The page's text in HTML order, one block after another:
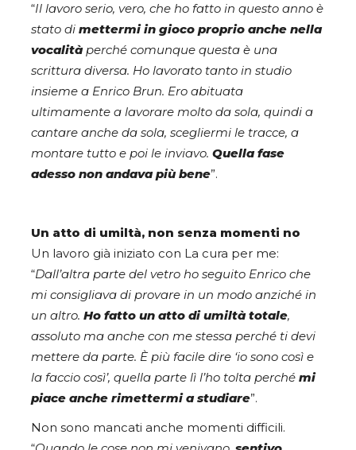
“Il lavoro serio, vero, che ho fatto in questo anno è
stato di mettermi in gioco proprio anche nella
vocalitàperché comunque questa è una
scrittura diversa. Ho lavorato tanto in studio
insieme a Enrico Brun. Ero abituata
ultimamente a lavorare molto da sola, quindi a
cantare anche da sola, scegliermi le tracce, a
montare tutto e poi le inviavo. Quella fase
adesso non andava più bene”.
Un atto di umiltà, non senza momenti no
Un lavoro già iniziato con La cura per me:
“Dall’altra parte del vetro ho seguito Enrico che
mi consigliava di provare in un modo anziché in
un altro. Ho fatto un atto di umiltà totale,
assoluto ma anche con me stessa perché ti devi
mettere da parte. È più facile dire ‘io sono così e
la faccio così’, quella parte lì l’ho tolta perché mi
piace anche rimettermi a studiare”.
Non sono mancati anche momenti difficili.